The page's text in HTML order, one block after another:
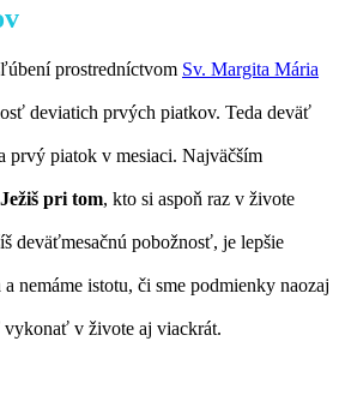
prostredníctvom Sv. Margita Mária
deviatich prvých piatkov. Teda deväť
prvý piatok v mesiaci. Najväčším
pri tom, kto si aspoň raz v živote
deväťmesačnú pobožnosť, je lepšie
nemáme istotu, či sme podmienky naozaj
v živote aj viackrát.